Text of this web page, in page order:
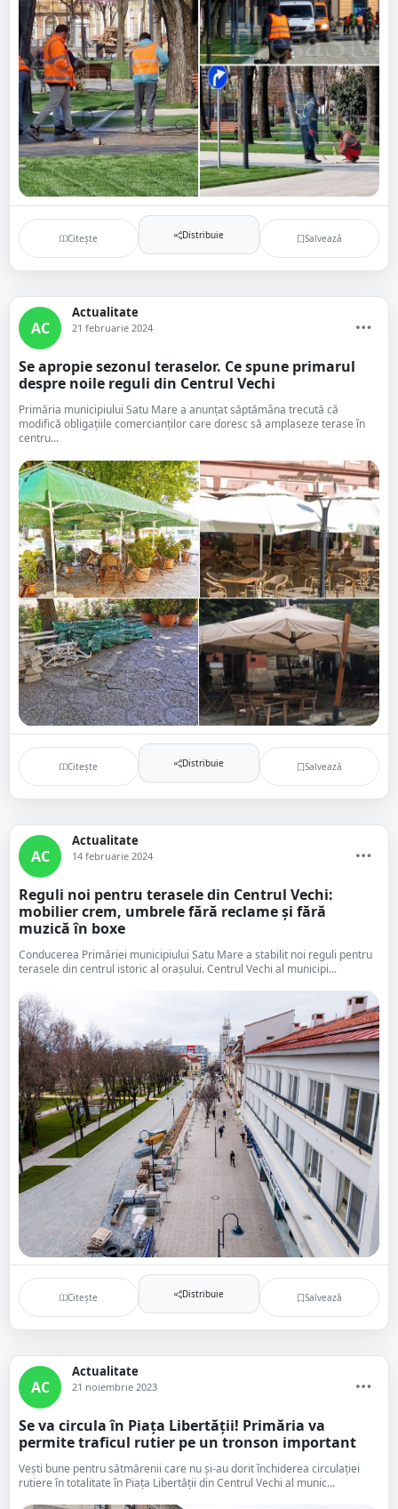
Citește Distribuie Salvează
AC
Actualitate
21 februarie 2024
Se apropie sezonul teraselor. Ce spune primarul
despre noile reguli din Centrul Vechi
Primăria municipiului Satu Mare a anunțat săptămâna trecută că
modifică obligațiile comercianților care doresc să amplaseze terase în
centru...
Citește Distribuie Salvează
AC
Actualitate
14 februarie 2024
Reguli noi pentru terasele din Centrul Vechi:
mobilier crem, umbrele fără reclame și fără
muzică în boxe
Conducerea Primăriei municipiului Satu Mare a stabilit noi reguli pentru
terasele din centrul istoric al orașului. Centrul Vechi al municipi...
Citește Distribuie Salvează
AC
Actualitate
21 noiembrie 2023
Se va circula în Piața Libertății! Primăria va
permite traficul rutier pe un tronson important
Vești bune pentru sătmărenii care nu și-au dorit închiderea circulației
rutiere în totalitate în Piața Libertății din Centrul Vechi al munic...